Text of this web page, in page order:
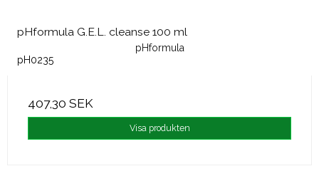
pHformula G.E.L. cleanse 100 ml
pHformula
pH0235
407,30 SEK
Visa produkten